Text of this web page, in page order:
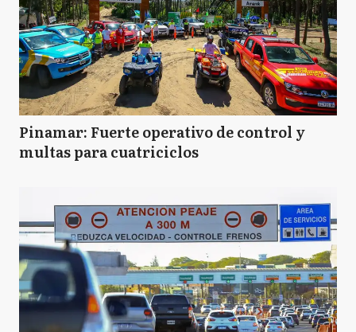
Pinamar: Fuerte operativo de control y
multas para cuatriciclos